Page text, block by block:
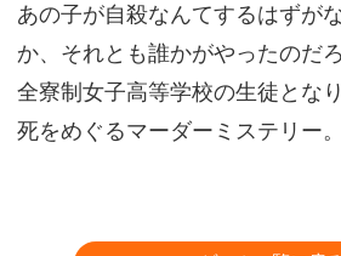
あの子が自殺なんてするはずが
か、それとも誰かがやったのだ
全寮制女子高等学校の生徒とな
死をめぐるマーダーミステリー。